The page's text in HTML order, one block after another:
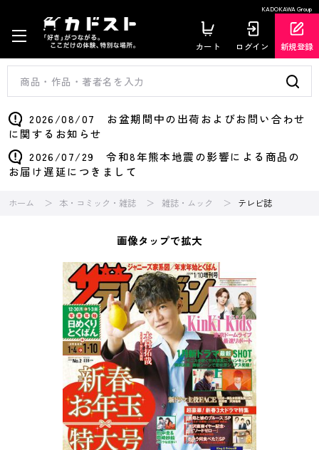
KADOKAWA Group
カート ログイン 新規登録
2026/08/07 お盆期間中の出荷およびお問い合わせ
に関するお知らせ
2026/07/29 令和8年熊本地震の影響による商品の
お届け遅延につきまして
ホーム 本・コミック・雑誌 雑誌・ムック テレビ誌
画像タップで拡大